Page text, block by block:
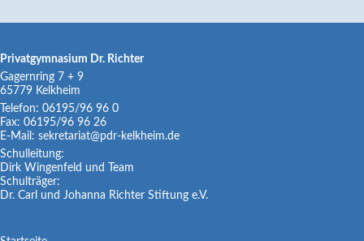
Privatgymnasium Dr. Richter
Gagernring 7 + 9
65779 Kelkheim
Telefon: 06195/96 96 0
Fax: 06195/96 96 26
E-Mail: sekretariat@pdr-kelkheim.de
Schulleitung:
Dirk Wingenfeld und Team
Schulträger:
Dr. Carl und Johanna Richter Stiftung e.V.